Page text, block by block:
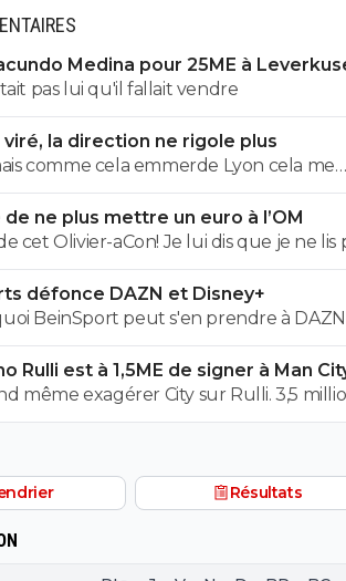
Medina pour 25ME à
pas lui qu'il fallait vendre
viré, la direction ne rigole plus
comme cela emmerde Lyon cela me
ne plus mettre un euro à l’OM
cet Olivier-aCon! Je lui dis que je ne lis
puérils avec des émojis et il
ses petites images de gogol. Ça
on voit tout de suite qu'on a affaire à
défonce DAZN et Disney+
BeinSport peut s'en prendre à
la Liga ils n'avaient qu'à ouvrir
l'on pas fait tant pis pour eux. Ils ont
il y a deux ans...
Rulli est à 1,5ME de signer à Man
même exagérer City sur Rulli. 3,5
de vendre son deuxième gardien
d'euros et que l'on a acheté un
à peine de Nottigham à 135 millions de
Résultats